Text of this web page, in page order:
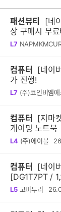
패션뷰티
[네
상 구매시 무
L7
컴퓨터
[네이
가 진행!
L7 (주)코인비엠에
컴퓨터
[지마
게이밍 노트북
L4 (주)에이블
컴퓨터
[네이
[DG1T7PT /
DG1Q4PT /
L5 고미두리